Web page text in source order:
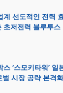
선도적인 전력
초저전력 블루투스
‘스모키타워’ 일
시장 공략 본격화